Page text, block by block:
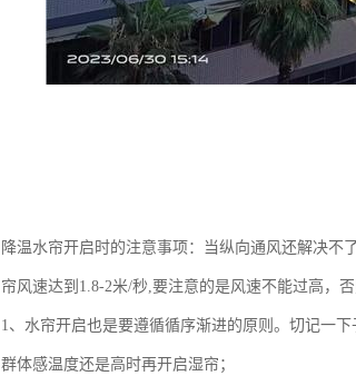
降温水帘开启时的注意事项：当纵向通风还解决不
帘风速达到1.8-2米/秒,要注意的是风速不能过高，
1、水帘开启也是要遵循循序渐进的原则。切记一
群体感温度还是高时再开启湿帘；